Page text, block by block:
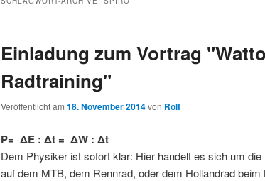
Einladung zum Vortrag
Radtraining"
Veröffentlicht am 18. November 2014von Rolf
P= ΔE : Δt = ΔW : Δt
Dem Physiker ist sofort klar: Hier handelt es sich um
auf dem MTB, dem Rennrad, oder dem Hollandrad